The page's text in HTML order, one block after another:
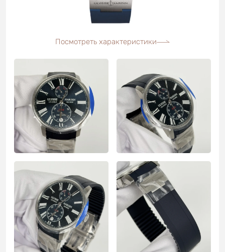
Посмотреть характеристики